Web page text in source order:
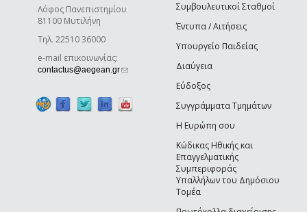
Λόφος Πανεπιστημίου
81100 Μυτιλήνη
Τηλ. 22510 36000
e-mail επικοινωνίας:
contactus@aegean.gr(link sends e-mail)
Συμβουλευτικοί Σταθμοί
Έντυπα / Αιτήσεις
Υπουργείο Παιδείας
Διαύγεια
Εύδοξος
Συγγράμματα Τμημάτων
Η Ευρώπη σου
Κώδικας Ηθικής και
Επαγγελματικής
Συμπεριφοράς
Υπαλλήλων του Δημόσιου
Τομέα